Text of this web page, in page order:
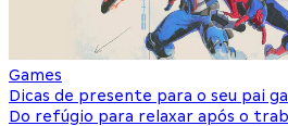
Games
Dicas de presente para o seu pai
Do refúgio para relaxar após o